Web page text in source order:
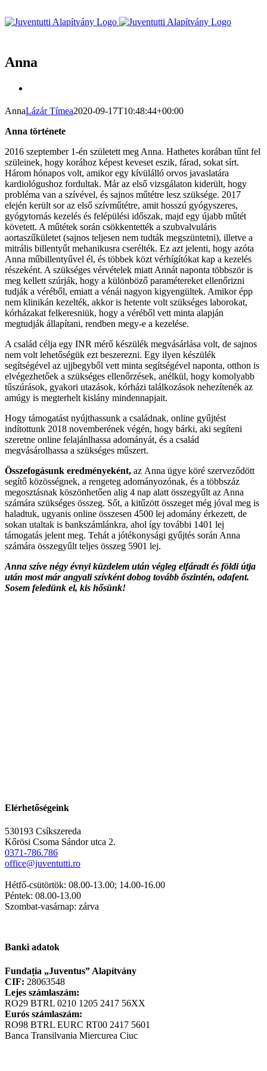
Anna
Image
AnnaLázár Tímea2020-09-17T10:48:44+00:00
Anna története
2016 szeptember 1-én született meg Anna. Hathetes korában tűnt fel
szüleinek, hogy korához képest keveset eszik, fárad, sokat sírt.
Három hónapos volt, amikor egy kívülálló orvos javaslatára
kardiológushoz fordultak. Már az első vizsgálaton kiderült, hogy
probléma van a szívével, és sajnos műtétre lesz szüksége. 2017
elején került sor az első szívműtétre, amit hosszú gyógyszeres,
gyógytornás kezelés és felépülési időszak, majd egy újabb műtét
követett. A műtétek során csökkentették a szubvalvuláris
aortaszűkületet (sajnos teljesen nem tudták megszüntetni), illetve a
mitrális billentyűt mehanikusra cserélték. Ez azt jelenti, hogy azóta
Anna műbillentyűvel él, és többek közt vérhígítókat kap a kezelés
részeként. A szükséges vérvételek miatt Annát naponta többször is
meg kellett szúrják, hogy a különböző paramétereket ellenőrizni
tudják a véréből, emiatt a vénái nagyon kigyengültek. Amikor épp
nem klinikán kezelték, akkor is hetente volt szükséges laborokat,
kórházakat felkeresniük, hogy a véréből vett minta alapján
megtudják állapítani, rendben megy-e a kezelése.
A család célja egy INR mérő készülék megvásárlása volt, de sajnos
nem volt lehetőségük ezt beszerezni. Egy ilyen készülék
segítségével az ujjbegyből vett minta segítségével naponta, otthon is
elvégezhetőek a szükséges ellenőrzések, anélkül, hogy komolyabb
tűszúrások, gyakori utazások, kórházi találkozások nehezítenék az
amúgy is megterhelt kislány mindennapjait.
Hogy támogatást nyújthassunk a családnak, online gyűjtést
indítottunk 2018 novemberének végén, hogy bárki, aki segíteni
szeretne online felajánlhassa adományát, és a család
megvásárolhassa a szükséges műszert.
Összefogásunk eredményeként, az Anna ügye köré szerveződött
segítő közösségnek, a rengeteg adományozónak, és a többszáz
megosztásnak köszönhetően alig 4 nap alatt összegyűlt az Anna
számára szükséges összeg. Sőt, a kitűzött összeget még jóval meg is
haladtuk, ugyanis online összesen 4500 lej adomány érkezett, de
sokan utaltak is bankszámlánkra, ahol így további 1401 lej
támogatás jelent meg. Tehát a jótékonysági gyűjtés során Anna
számára összegyűlt teljes összeg 5901 lej.
Anna szíve négy évnyi küzdelem után végleg elfáradt és földi útja
után most már angyali szívként dobog tovább őszintén, odafent.
Sosem feledünk el, kis hősünk!
Elérhetőségeink
530193 Csíkszereda
Kőrösi Csoma Sándor utca 2.
0371-786.786
office@juventutti.ro
Hétfő-csütörtök: 08.00-13.00; 14.00-16.00
Péntek: 08.00-13.00
Szombat-vasárnap: zárva
Banki adatok
Fundația „Juventus” Alapítvány
CIF: 28063548
Lejes számlaszám:
RO29 BTRL 0210 1205 2417 56XX
Eurós számlaszám:
RO98 BTRL EURC RT00 2417 5601
Banca Transilvania Miercurea Ciuc